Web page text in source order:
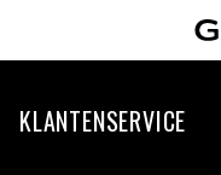
KLANTENSERVICE